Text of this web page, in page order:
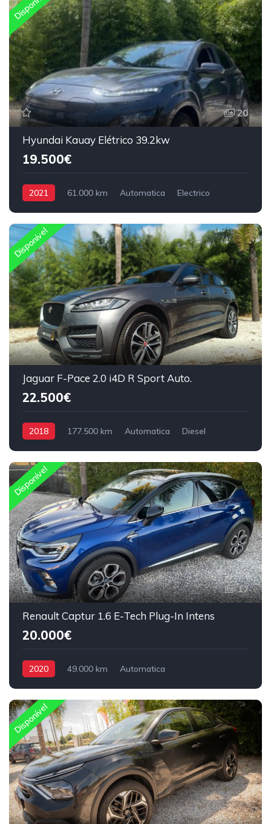
20
Hyundai Kauay Elétrico 39.2kw
19.500€
2021 61.000 km Automatica
Electrico
Disponível
30
Jaguar F-Pace 2.0 i4D R Sport Auto.
22.500€
2018 177.500 km Automatica
Diesel
Disponível
17
Renault Captur 1.6 E-Tech Plug-In Intens
20.000€
2020 49.000 km
Automatica
Disponível